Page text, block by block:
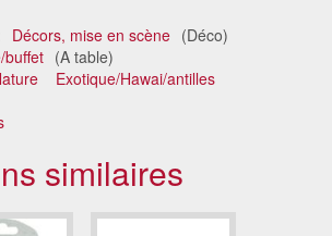
Décors, mise en scène (Déco)
buffet (A table)
Exotique/Hawai/antilles
similaires